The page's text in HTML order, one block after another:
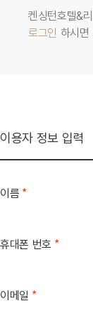
켄싱턴호텔&
로그인 하시
이용자 정보 입력
이름 *
휴대폰 번호 *
이메일 *